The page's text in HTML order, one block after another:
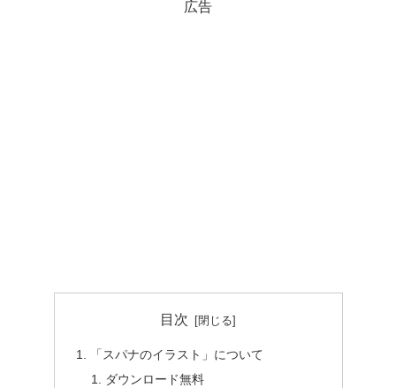
広告
目次
「スパナのイラスト」について
ダウンロード無料